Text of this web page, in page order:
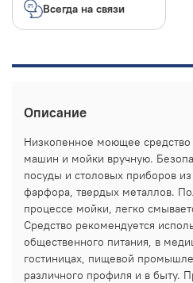
Всегда на связи
Описание
Низкопенное моющее
машин и мойки вручную.
посуды и столовых приборов из
фарфора, твердых металлов.
процессе мойки, легко
Средство рекомендуется
общественного питания, в
гостиницах, пищевой
различного профиля и в быту.